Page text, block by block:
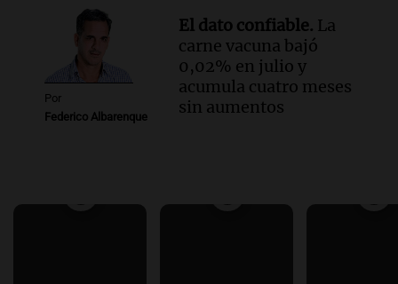
Por
Federico Albarenque
El dato confiable. La
carne vacuna bajó
0,02% en julio y
acumula cuatro meses
sin aumentos